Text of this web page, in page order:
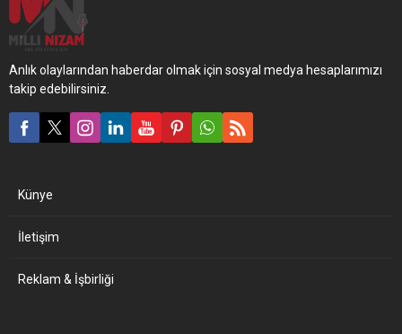
Anlık olaylarından haberdar olmak için sosyal medya hesaplarımızı
takip edebilirsiniz.
Künye
İletişim
Reklam & İşbirliği